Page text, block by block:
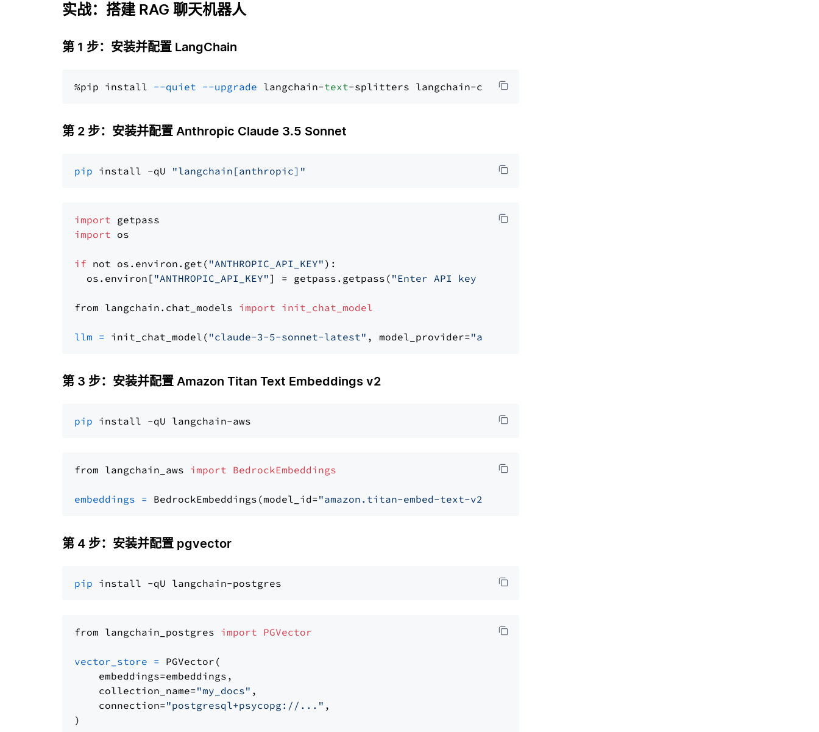
实战：搭建 RAG 聊天机器人
第 1 步：安装并配置 LangChain
%pip install --quiet --upgrade langchain-text
第 2 步：安装并配置 Anthropic Claude 3.5 Sonnet
pip install -qU "langchain[anthropic]"
import
import os
if not os.environ.get( "ANTHROPIC_API_KEY" ):
  os.environ[
"ANTHROPIC_API_KEY"] = getpass.getpass( "Enter API key for Anthropic: "
from langchain.chat_models import init_chat_model
llm = init_chat_model( "claude-3-5-sonnet-latest" , model_provider="anthropic"
第 3 步：安装并配置 Amazon Titan Text Embeddings v2
pip
from langchain_aws import BedrockEmbeddings
embeddings = BedrockEmbeddings(model_id="amazon.titan-embed-text-v2:0"
第 4 步：安装并配置 pgvector
pip
from langchain_postgres import PGVector
vector_store = PGVector(
    embeddings=embeddings,
    collection_name=
"my_docs" ,
    connection=
"postgresql+psycopg://..." ,